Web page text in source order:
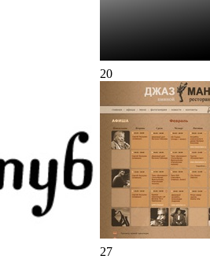
20
27